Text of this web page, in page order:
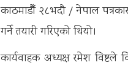
काठमाडौँ २८भदौ / नेपाल
गर्ने तयारी गरिएको थियो।
कार्यवाहक अध्यक्ष रमेश विष्टले